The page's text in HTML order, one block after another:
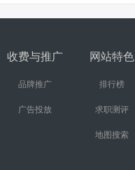
收费与推广
品牌推广
广告投放
网站特色
排行榜
求职测评
地图搜索